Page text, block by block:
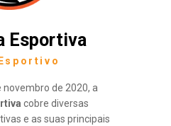
Esportiva
novembro de 2020, a
cobre diversas
e as suas principais